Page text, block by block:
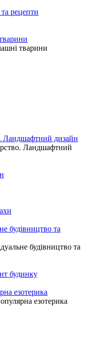
рецепти
тварини
Ландшафтний дизайн
Ландшафтний
будівництво та
будівництво та
будинку
езотерика
езотерика